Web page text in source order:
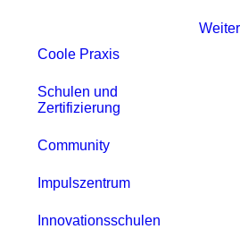
Coole Praxis
Schulen und
Zertifizierung
Community
Impulszentrum
Innovationsschulen